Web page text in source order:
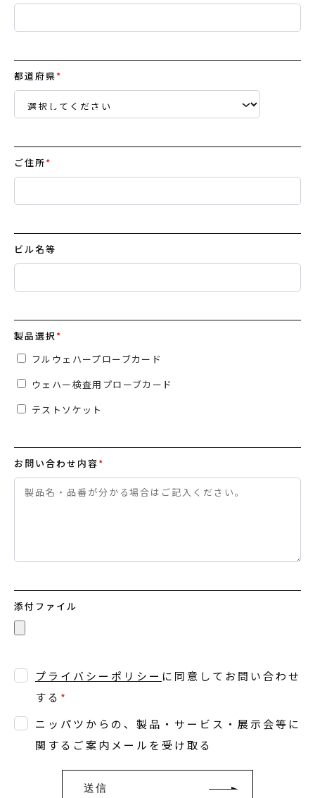
都道府県*
ご住所*
ビル名等
製品選択*
フルウェハープローブカード
ウェハー検査用プローブカード
テストソケット
お問い合わせ内容*
添付ファイル
プライバシーポリシー に同意してお問い合わせ
する *
ニッパツからの、製品・サービス・展示会等に
関するご案内メールを受け取る